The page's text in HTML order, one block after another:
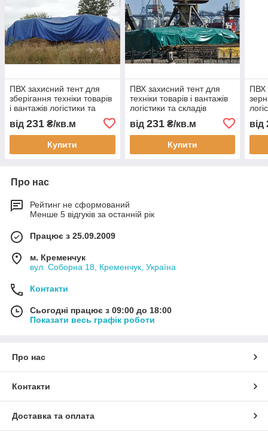
ПВХ захисний тент для
зберігання техніки товарів
і вантажів логістики та
складів водонепроникне
накриття для
транспортування
від 231 ₴/кв.м
Купити
ПВХ захисний тент для
техніки товарів і вантажів
логістики та складів
водонепроникне накриття
для транспортування і
зберігання
від 231₴/кв.м
Купити
ПВХ
для
від
Про нас
Рейтинг не сформований
Менше 5 відгуків за останній рік
Працює з 25.09.2009
м. Кременчук
вул. Соборна 18, Кременчук, Україна
Контакти
Сьогодні працює з 09:00 до 18:00
Показати весь графік роботи
Про нас
Контакти
Доставка та оплата